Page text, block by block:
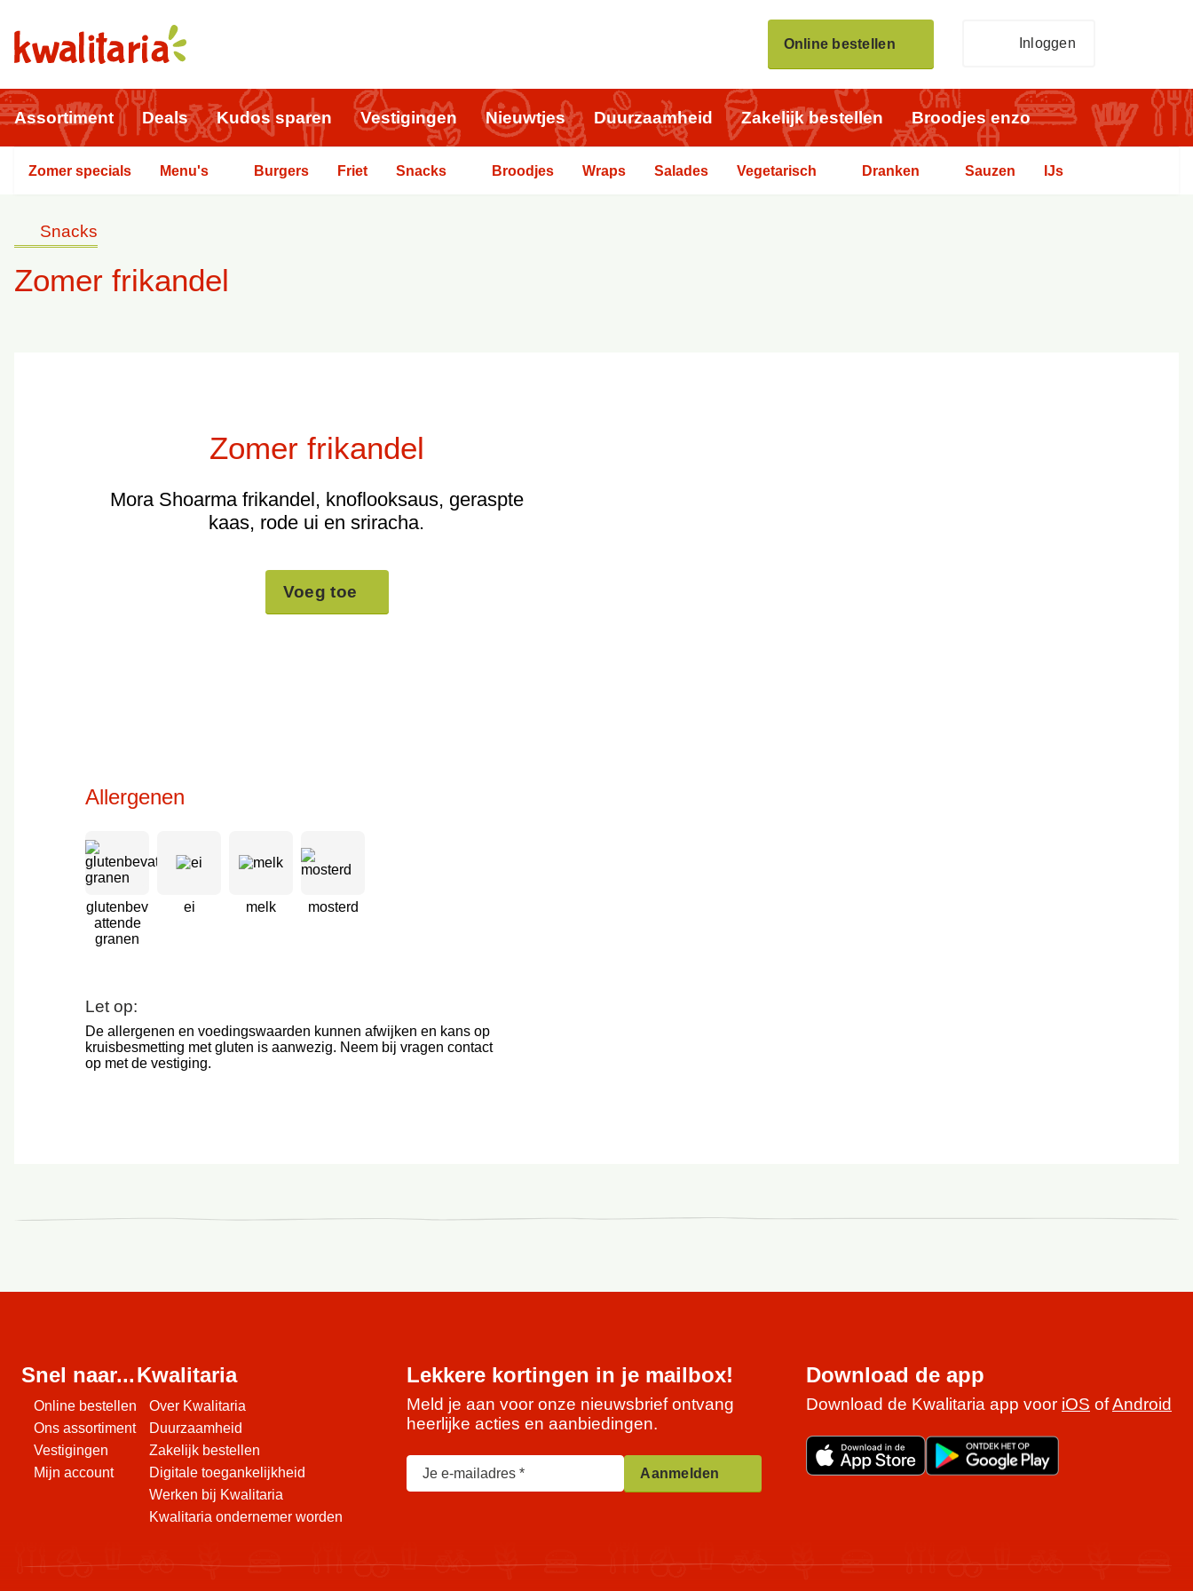
Online bestellen Inloggen
Assortiment Deals Kudos sparen Vestigingen Nieuwtjes Duurzaamheid Zakelijk bestellen Broodjes enzo
Zomer specials Menu's Burgers Friet Snacks Broodjes Wraps Salades Vegetarisch Dranken Sauzen IJs
Snacks
Zomer frikandel
Zomer frikandel
Mora Shoarma frikandel, knoflooksaus, geraspte
kaas, rode ui en sriracha.
Voeg toe
Allergenen
glutenbev
attende
granen
ei melk mosterd
Let op:
De allergenen en voedingswaarden kunnen afwijken en kans op
kruisbesmetting met gluten is aanwezig. Neem bij vragen contact
op met de vestiging.
Snel naar...
Online bestellen
Ons assortiment
Vestigingen
Mijn account
Kwalitaria
Over Kwalitaria
Duurzaamheid
Zakelijk bestellen
Digitale toegankelijkheid
Werken bij Kwalitaria
Kwalitaria ondernemer worden
Lekkere kortingen in je mailbox!
Meld je aan voor onze nieuwsbrief ontvang
heerlijke acties en aanbiedingen.
Je e-mailadres Aanmelden
Download de app
Download de Kwalitaria app voor iOS ofAndroid